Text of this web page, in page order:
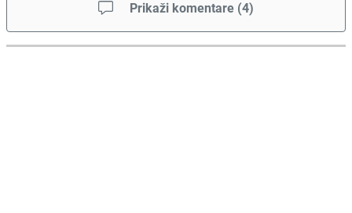
Prikaži komentare (4)